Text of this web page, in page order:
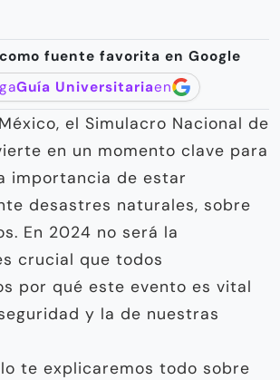
fuente favorita en Google
Guía Universitariaen
el Simulacro Nacional de
en un momento clave para
importancia de estar
desastres naturales, sobre
En 2024 no será la
crucial que todos
por qué este evento es vital
y la de nuestras
te explicaremos todo sobre